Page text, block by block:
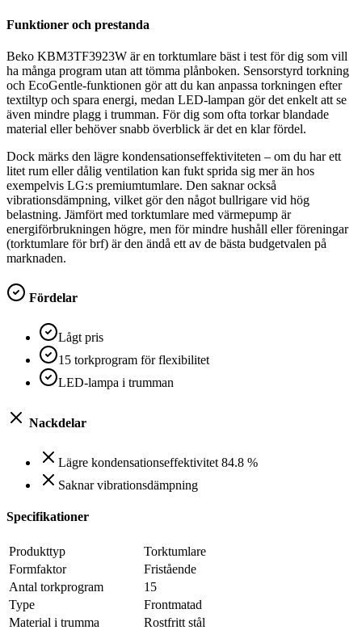
Funktioner och prestanda
Beko KBM3TF3923W är en torktumlare bäst i test för dig som vill
ha många program utan att tömma plånboken. Sensorstyrd torkning
och EcoGentle-funktionen gör att du kan anpassa torkningen efter
textiltyp och spara energi, medan LED-lampan gör det enkelt att se
även mindre plagg i trumman. För dig som ofta torkar blandade
material eller behöver snabb överblick är det en klar fördel.
Dock märks den lägre kondensationseffektiviteten – om du har ett
litet rum eller dålig ventilation kan fukt sprida sig mer än hos
exempelvis LG:s premiumtumlare. Den saknar också
vibrationsdämpning, vilket gör den något bullrigare vid hög
belastning. Jämfört med torktumlare med värmepump är
energiförbrukningen högre, men för mindre hushåll eller föreningar
(torktumlare för brf) är den ändå ett av de bästa budgetvalen på
marknaden.
Fördelar
Lågt pris
15 torkprogram för flexibilitet
LED-lampa i trumman
Nackdelar
Lägre kondensationseffektivitet 84.8 %
Saknar vibrationsdämpning
Specifikationer
Produkttyp
Torktumlare
Formfaktor
Fristående
Antal torkprogram
15
Type
Frontmatad
Material i trumma
Rostfritt stål